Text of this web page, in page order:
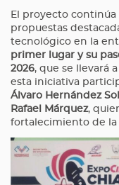
El proyecto
propuestas
tecnológico en la
primer lugar y su
2026, que se llevará
esta iniciativa
Álvaro Hernández Sol
Rafael Márquez,
fortalecimiento de la